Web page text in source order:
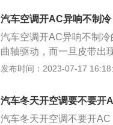
有所不同。轿车广泛采用
风散热器、离心式鼓风机
车，则还要充分利用空调
质量，以及辅助保温的作
如车辆正处于堵车的闹市
内循环功能，从而保证车
沉、热空气上升的原理，
种情况后，不要立即启动
空调。
汽车空调开AC异响不制冷
汽车空调开AC异响不制
曲轴驱动，而一旦皮带出
导致皮带打滑，从而发出
的异响。风道存在异物：
反复的旋转并撞击空气滤
发布时间：2023-07-17
汽车冬天开空调要不要开
汽车冬天开空调不要开